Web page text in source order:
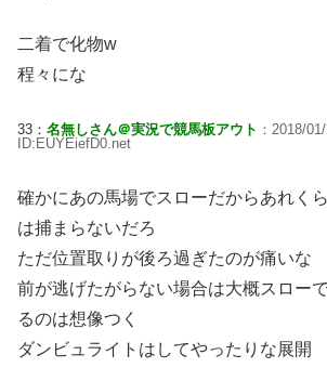
二着で化物w
程々にな
33： 名無しさん＠実況で競馬板アウト ：2018/
ID:EUYEiefD0.net
確かにあの馬場でスローだからあれく
は捕まらないだろ
ただ位置取りが後ろ過ぎたのが痛いな
前が逃げたがらない場合は大概スロー
るのは想像つく
ダンビュライトはしてやったりな展開